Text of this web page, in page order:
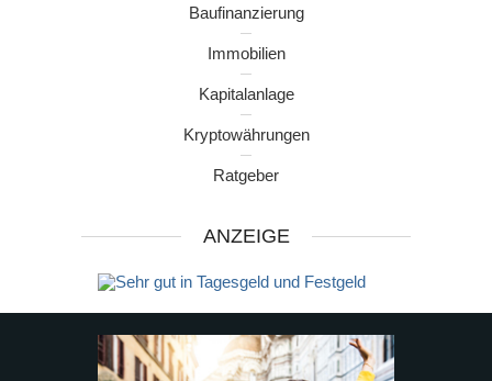
Baufinanzierung
Immobilien
Kapitalanlage
Kryptowährungen
Ratgeber
ANZEIGE